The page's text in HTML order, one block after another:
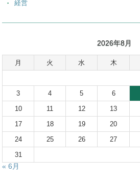
経営
2026年8月
月 火 水 木
3
4 5 6
10
11 12 13
17
18 19 20
24
25 26 27
31
« 6月